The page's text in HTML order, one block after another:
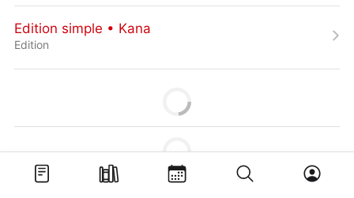
Edition simple • Kana
Edition